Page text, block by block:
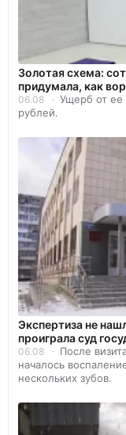
Золотая схема:
придумала, как
06.08
Ущерб от ее
рублей.
Экспертиза не
проиграла суд
06.08
После
началось
нескольких зубов.